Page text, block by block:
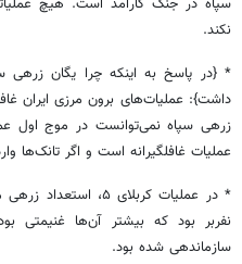
نکند.
* {در پاسخ به اینکه چرا یگان
داشت}: عملیات‌های برون مرزی ایران
زرهی سپاه نمی‌توانست در موج اول
عملیات غافلگیرانه است و اگر
نفربر بود که بیشتر آن‌ها غنیمتی
سازماندهی شده بود.